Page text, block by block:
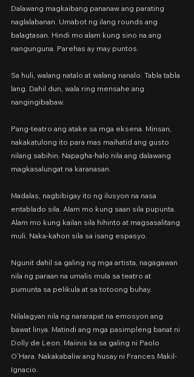
Dalawang magkaibang pananaw ang parating
naglalabanan. Umabot ng ilang rounds ang
balagtasan. Hindi mo alam kung sino na ang
nangunguna. Parehas ay may puntos.
Sa huli, walang natalo at walang nanalo. Tabla tabla
lang. Dahil dun, wala ring mensahe ang
nangingibabaw.
Pang-teatro ang atake sa mga eksena. Minsan,
nakakatulong ito para mas maihatid ang gusto
nilang sabihin. Napagha-halo nila ang dalawang
magkasalungat na karanasan.
Madalas, nagbibigay ito ng ilusyon na nasa
entablado sila. Alam mo kung saan sila pupunta.
Alam mo kung kailan sila hihinto at magsasalitang
muli. Naka-kahon sila sa isang espasyo.
Ngunit dahil sa galing ng mga artista, nagagawan
nila ng paraan na umalis mula sa teatro at
pumunta sa pelikula at sa totoong buhay.
Nilalagyan nila ng nararapat na emosyon ang
bawat linya. Matindi ang mga pasimpleng banat ni
Dolly de Leon. Maiinis ka sa galing ni Paolo
O’Hara. Nakakabaliw ang husay ni Frances Makil-
Ignacio.